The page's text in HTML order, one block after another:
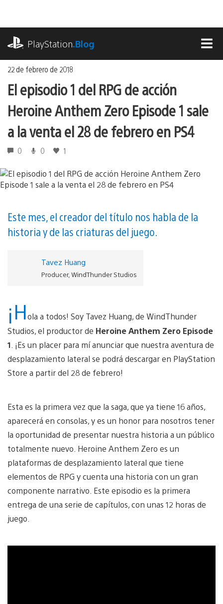
contenido
PlayStation.Blog
22 de febrero de 2018
El episodio 1 del RPG de acción
Heroine Anthem Zero Episode 1 sale
a la venta el 28 de febrero en PS4
0 0 1
Este mes, el creador del título nos habla de la
historia y de las criaturas del juego.
Tavez Huang
Producer, WindThunder Studios
¡Hola a todos! Soy Tavez Huang, de WindThunder
Studios, el productor de Heroine Anthem Zero Episode
1 . ¡Es un placer para mí anunciar que nuestra aventura de
desplazamiento lateral se podrá descargar en PlayStation
Store a partir del 28 de febrero!
Esta es la primera vez que la saga, que ya tiene 16 años,
aparecerá en consolas, y es un honor para nosotros tener
la oportunidad de presentar nuestra historia a un público
totalmente nuevo. Heroine Anthem Zero es un
plataformas de desplazamiento lateral que tiene
elementos de RPG y cuenta una historia con un gran
componente narrativo. Este episodio es la primera
entrega de una serie de capítulos, con unas 12 horas de
juego.